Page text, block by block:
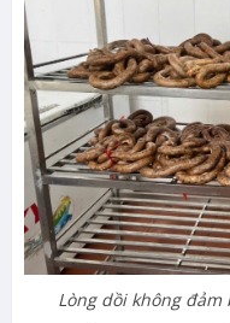
Lòng dồi không